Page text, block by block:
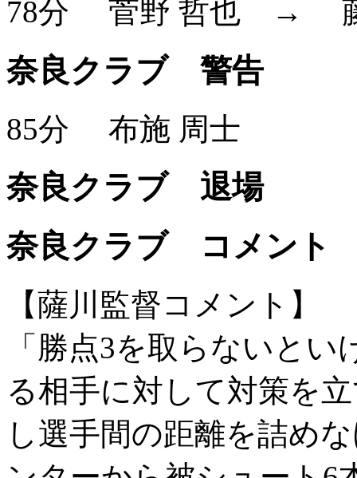
78分 菅野 哲也 →
奈良クラブ 警告
85分 布施 周士
奈良クラブ 退場
奈良クラブ コメント
【薩川監督コメント】
「勝点3を取らないと
る相手に対して対策を
し選手間の距離を詰め